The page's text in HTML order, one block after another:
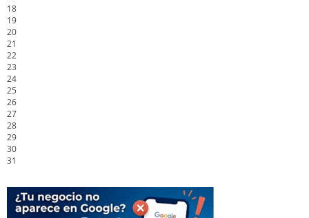
18
19
20
21
22
23
24
25
26
27
28
29
30
31